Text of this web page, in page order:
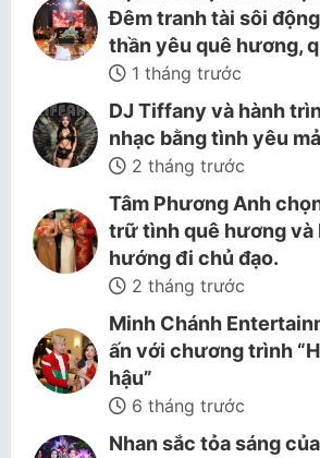
Đêm tranh tài sôi
thần yêu quê hương,
1 tháng trước
DJ Tiffany và hành
nhạc bằng tình yêu
2 tháng trước
Tâm Phương Anh
trữ tình quê hương và
hướng đi chủ đạo.
2 tháng trước
Minh Chánh
ấn với chương trình
hậu”
6 tháng trước
Nhan sắc tỏa sáng